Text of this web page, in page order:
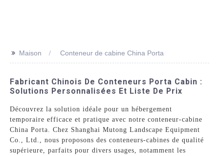
>> Maison Conteneur de cabine China Porta
Fabricant Chinois De Conteneurs Porta Cabin :
Solutions Personnalisées Et Liste De Prix
Découvrez la solution idéale pour un hébergement
temporaire efficace et pratique avec notre conteneur-cabine
China Porta. Chez Shanghai Mutong Landscape Equipment
Co., Ltd., nous proposons des conteneurs-cabines de qualité
supérieure, parfaits pour divers usages, notamment les